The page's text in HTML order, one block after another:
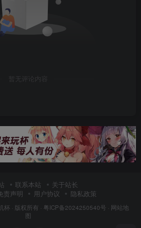
暂无评论内容
联系本站
关于站长
责声明 用户协议 隐私政策
杯 · 版权所有 · 粤ICP备2024250540号 · 网站地
图